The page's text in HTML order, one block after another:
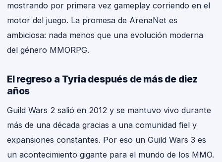
mostrando por primera vez gameplay corriendo en el
motor del juego. La promesa de ArenaNet es
ambiciosa: nada menos que una evolución moderna
del género MMORPG.
El regreso a Tyria después de más de diez
años
Guild Wars 2 salió en 2012 y se mantuvo vivo durante
más de una década gracias a una comunidad fiel y
expansiones constantes. Por eso un Guild Wars 3 es
un acontecimiento gigante para el mundo de los MMO.